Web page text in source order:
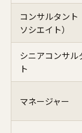
コンサルタント
ソシエイト）
シニアコンサル
ト
マネージャー